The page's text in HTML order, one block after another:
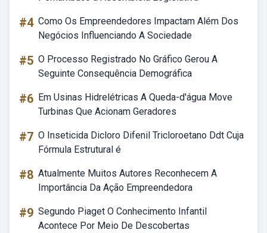
#4 Como Os Empreendedores Impactam Além Dos
Negócios Influenciando A Sociedade
#5 O Processo Registrado No Gráfico Gerou A
Seguinte Consequência Demográfica
#6 Em Usinas Hidrelétricas A Queda-d'água Move
Turbinas Que Acionam Geradores
#7 O Inseticida Dicloro Difenil Tricloroetano Ddt Cuja
Fórmula Estrutural é
#8 Atualmente Muitos Autores Reconhecem A
Importância Da Ação Empreendedora
#9 Segundo Piaget O Conhecimento Infantil
Acontece Por Meio De Descobertas